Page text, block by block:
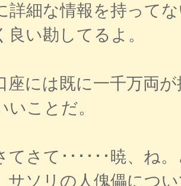
詳細な情報を持って
良い勘してるよ。
には既に一千万両が
いことだ。
さて･･････暁、ね
サソリの人傀儡につ